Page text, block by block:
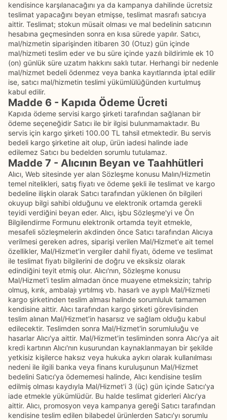
kendisince karşılanacağını ya da kampanya dahilinde ücretsiz
teslimat yapacağını beyan etmişse, teslimat masrafı satıcıya
aittir. Teslimat; stokun müsait olması ve mal bedelinin satıcının
hesabına geçmesinden sonra en kısa sürede yapılır. Satıcı,
mal/hizmetin siparişinden itibaren 30 (Otuz) gün içinde
mal/hizmeti teslim eder ve bu süre içinde yazılı bildirimle ek 10
(on) günlük süre uzatım hakkını saklı tutar. Herhangi bir nedenle
mal/hizmet bedeli ödenmez veya banka kayıtlarında iptal edilir
ise, satıcı mal/hizmetin teslimi yükümlülüğünden kurtulmuş
kabul edilir.
Madde 6 - Kapıda Ödeme Ücreti
Kapıda ödeme servisi kargo şirketi tarafından sağlanan bir
ödeme seçeneğidir Satıcı ile bir ilgisi bulunmamaktadır. Bu
servis için kargo şirketi 100.00 TL tahsil etmektedir. Bu servis
bedeli kargo şirketine ait olup, ürün iadesi halinde iade
edilemez Satıcı bu bedelden sorumlu tutulamaz.
Madde 7 - Alıcının Beyan ve Taahhütleri
Alıcı, Web sitesinde yer alan Sözleşme konusu Malın/Hizmetin
temel nitelikleri, satış fiyatı ve ödeme şekli ile teslimat ve kargo
bedeline ilişkin olarak Satıcı tarafından yüklenen ön bilgileri
okuyup bilgi sahibi olduğunu ve elektronik ortamda gerekli
teyidi verdiğini beyan eder. Alıcı, işbu Sözleşme'yi ve Ön
Bilgilendirme Formunu elektronik ortamda teyit etmekle,
mesafeli sözleşmelerin akdinden önce Satıcı tarafından Alıcıya
verilmesi gereken adres, siparişi verilen Mal/Hizmet'e ait temel
özellikler, Mal/Hizmet'in vergiler dahil fiyatı, ödeme ve teslimat
ile teslimat fiyatı bilgilerini de doğru ve eksiksiz olarak
edindiğini teyit etmiş olur. Alıcı'nın, Sözleşme konusu
Mal/Hizmet'i teslim almadan önce muayene etmeksizin; tahrip
olmuş, kırık, ambalajı yırtılmış vb. hasarlı ve ayıplı Mal/Hizmeti
kargo şirketinden teslim alması halinde sorumluluk tamamen
kendisine aittir. Alıcı tarafından kargo şirketi görevlisinden
teslim alınan Mal/Hizmet'in hasarsız ve sağlam olduğu kabul
edilecektir. Teslimden sonra Mal/Hizmet'in sorumluluğu ve
hasarlar Alıcı'ya aittir. Mal/Hizmet'in tesliminden sonra Alıcı'ya ait
kredi kartının Alıcı'nın kusurundan kaynaklanmayan bir şekilde
yetkisiz kişilerce haksız veya hukuka aykırı olarak kullanılması
nedeni ile ilgili banka veya finans kuruluşunun Mal/Hizmet
bedelini Satıcı'ya ödememesi halinde, Alıcı kendisine teslim
edilmiş olması kaydıyla Mal/Hizmet'i 3 (üç) gün içinde Satıcı'ya
iade etmekle yükümlüdür. Bu halde teslimat giderleri Alıcı'ya
aittir. Alıcı, promosyon veya kampanya gereği Satıcı tarafından
kendisine teslim edilen bilabedel ürünlerden Satıcı'yı sorumlu